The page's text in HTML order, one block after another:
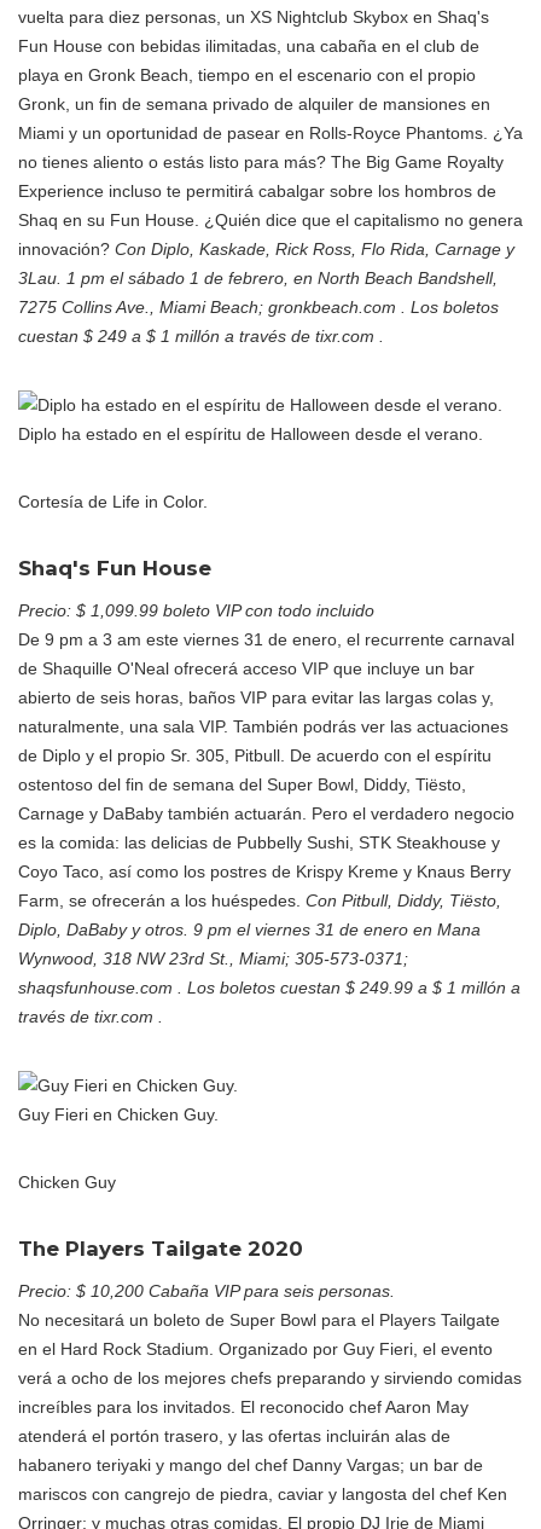
vuelta para diez personas, un XS Nightclub Skybox en Shaq's
Fun House con bebidas ilimitadas, una cabaña en el club de
playa en Gronk Beach, tiempo en el escenario con el propio
Gronk, un fin de semana privado de alquiler de mansiones en
Miami y un oportunidad de pasear en Rolls-Royce Phantoms. ¿Ya
no tienes aliento o estás listo para más? The Big Game Royalty
Experience incluso te permitirá cabalgar sobre los hombros de
Shaq en su Fun House. ¿Quién dice que el capitalismo no genera
innovación? Con Diplo, Kaskade, Rick Ross, Flo Rida, Carnage y
3Lau. 1 pm el sábado 1 de febrero, en North Beach Bandshell,
7275 Collins Ave., Miami Beach; gronkbeach.com . Los boletos
cuestan $ 249 a $ 1 millón a través de tixr.com .
Diplo ha estado en el espíritu de Halloween desde el verano.
Cortesía de Life in Color.
Shaq's Fun House
Precio: $ 1,099.99 boleto VIP con todo incluido
De 9 pm a 3 am este viernes 31 de enero, el recurrente carnaval
de Shaquille O'Neal ofrecerá acceso VIP que incluye un bar
abierto de seis horas, baños VIP para evitar las largas colas y,
naturalmente, una sala VIP. También podrás ver las actuaciones
de Diplo y el propio Sr. 305, Pitbull. De acuerdo con el espíritu
ostentoso del fin de semana del Super Bowl, Diddy, Tiësto,
Carnage y DaBaby también actuarán. Pero el verdadero negocio
es la comida: las delicias de Pubbelly Sushi, STK Steakhouse y
Coyo Taco, así como los postres de Krispy Kreme y Knaus Berry
Farm, se ofrecerán a los huéspedes. Con Pitbull, Diddy, Tiësto,
Diplo, DaBaby y otros. 9 pm el viernes 31 de enero en Mana
Wynwood, 318 NW 23rd St., Miami; 305-573-0371;
shaqsfunhouse.com
. Los boletos cuestan $ 249.99 a $ 1 millón a
través de tixr.com .
Guy Fieri en Chicken Guy.
Chicken Guy
The Players Tailgate 2020
Precio: $ 10,200 Cabaña VIP para seis personas.
No necesitará un boleto de Super Bowl para el Players Tailgate
en el Hard Rock Stadium. Organizado por Guy Fieri, el evento
verá a ocho de los mejores chefs preparando y sirviendo comidas
increíbles para los invitados. El reconocido chef Aaron May
atenderá el portón trasero, y las ofertas incluirán alas de
habanero teriyaki y mango del chef Danny Vargas; un bar de
mariscos con cangrejo de piedra, caviar y langosta del chef Ken
Orringer; y muchas otras comidas. El propio DJ Irie de Miami